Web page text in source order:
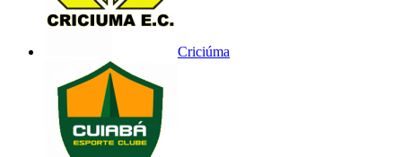
Criciúma